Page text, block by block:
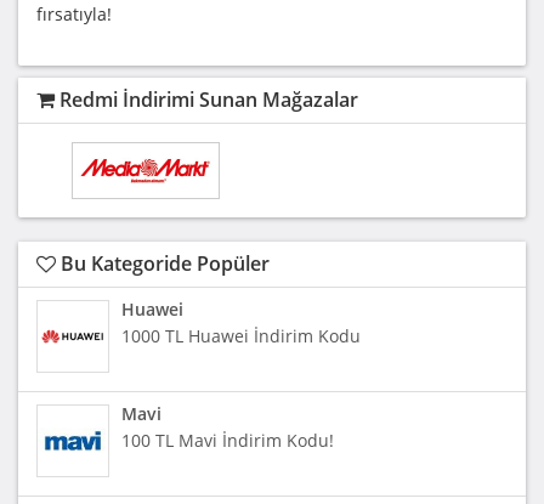
fırsatıyla!
Redmi İndirimi Sunan Mağazalar
Bu Kategoride Popüler
Huawei
1000 TL Huawei İndirim Kodu
Mavi
100 TL Mavi İndirim Kodu!